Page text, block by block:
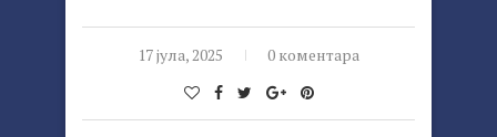
17 јула, 2025 0 коментара